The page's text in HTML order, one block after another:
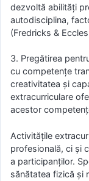
dezvoltă abilități
autodisciplina,
(Fredricks &
3. Pregătirea
cu competențe
creativitatea și
extracurriculare
acestor
Activitățile
profesională, ci și
a participanților.
sănătatea fizică și